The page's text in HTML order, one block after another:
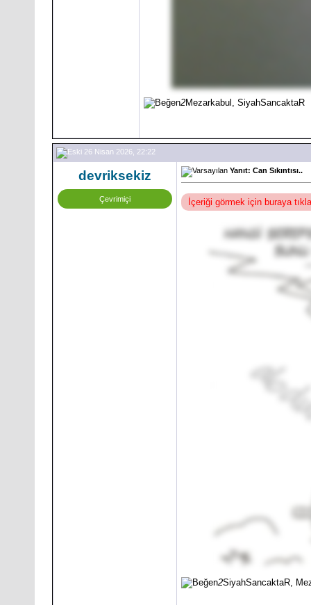
2Mezarkabul, SiyahSancaktaR
26 Nisan 2026, 22:22
devriksekiz
Çevrimiçi
Yanıt: Can Sıkıntısı..
İçeriği görmek için buraya
2SiyahSancaktaR,